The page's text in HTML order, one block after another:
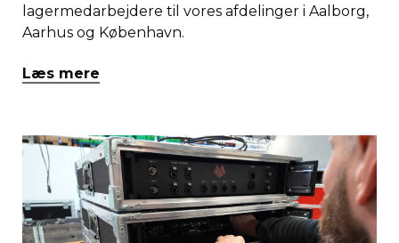
lagermedarbejdere til vores afdelinger i Aalborg,
Aarhus og København.
Læs mere